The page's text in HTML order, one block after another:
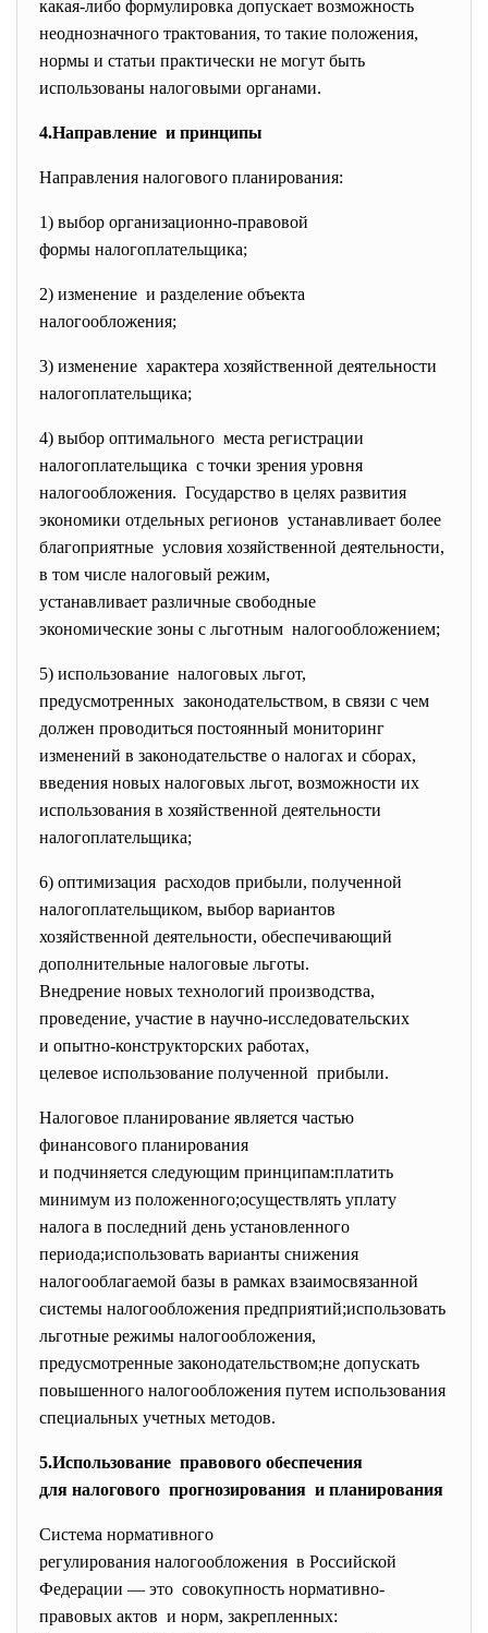
какая-либо формулировка допускает возможность
неоднозначного трактования, то такие положения,
нормы и статьи практически не могут быть
использованы налоговыми органами.
4.Направление и принципы
Направления налогового планирования:
1) выбор организационно-правовой
формы налогоплательщика;
2) изменение и разделение объекта
налогообложения;
3) изменение характера хозяйственной деятельности
налогоплательщика;
4) выбор оптимального места регистрации
налогоплательщика с точки зрения уровня
налогообложения. Государство в целях развития
экономики отдельных регионов устанавливает более
благоприятные условия хозяйственной деятельности,
в том числе налоговый режим,
устанавливает различные свободные
экономические зоны с льготным налогообложением;
5) использование налоговых льгот,
предусмотренных законодательством, в связи с чем
должен проводиться постоянный мониторинг
изменений в законодательстве о налогах и сборах,
введения новых налоговых льгот, возможности их
использования в хозяйственной деятельности
налогоплательщика;
6) оптимизация расходов прибыли, полученной
налогоплательщиком, выбор вариантов
хозяйственной деятельности, обеспечивающий
дополнительные налоговые льготы.
Внедрение новых технологий производства,
проведение, участие в научно-исследовательских
и опытно-конструкторских работах,
целевое использование полученной прибыли.
Налоговое планирование является частью
финансового планирования
и подчиняется следующим принципам:платить
минимум из положенного;осуществлять уплату
налога в последний день установленного
периода;использовать варианты снижения
налогооблагаемой базы в рамках взаимосвязанной
системы налогообложения предприятий;использовать
льготные режимы налогообложения,
предусмотренные законодательством;не допускать
повышенного налогообложения путем использования
специальных учетных методов.
5.Использование правового обеспечения
для налогового прогнозирования и планирования
Система нормативного
регулирования налогообложения в Российской
Федерации — это совокупность нормативно-
правовых актов и норм, закрепленных: